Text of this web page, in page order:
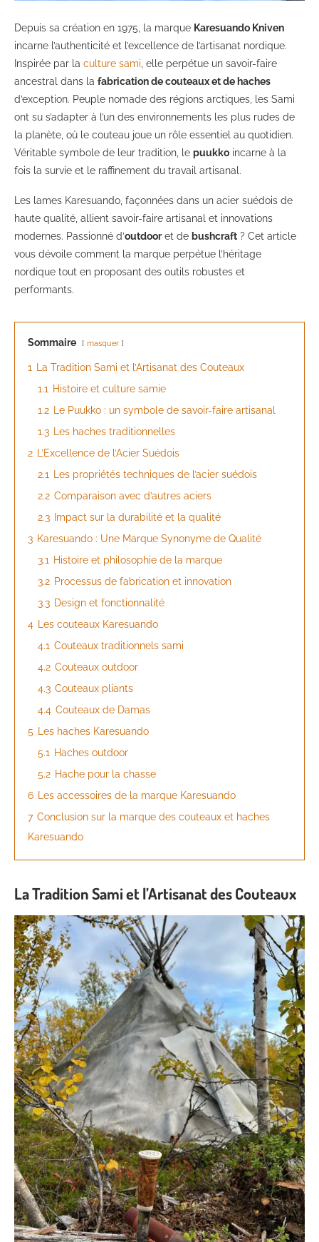
Depuis sa création en 1975, la marque Karesuando Kniven
incarne l’authenticité et l’excellence de l’artisanat nordique.
Inspirée par la culture sami, elle perpétue un savoir-faire
ancestral dans la fabrication de couteaux et de haches
d’exception. Peuple nomade des régions arctiques, les Sami
ont su s’adapter à l’un des environnements les plus rudes de
la planète, où le couteau joue un rôle essentiel au quotidien.
Véritable symbole de leur tradition, le puukko incarne à la
fois la survie et le raffinement du travail artisanal.
Les lames Karesuando, façonnées dans un acier suédois de
haute qualité, allient savoir-faire artisanal et innovations
modernes. Passionné d’outdooret de bushcraft ? Cet article
vous dévoile comment la marque perpétue l’héritage
nordique tout en proposant des outils robustes et
performants.
Sommaire masquer
1 La Tradition Sami et l’Artisanat des Couteaux
1.1 Histoire et culture samie
1.2 Le Puukko : un symbole de savoir-faire artisanal
1.3 Les haches traditionnelles
2 L’Excellence de l’Acier Suédois
2.1 Les propriétés techniques de l’acier suédois
2.2 Comparaison avec d’autres aciers
2.3
Impact sur la durabilité et la qualité
3 Karesuando : Une Marque Synonyme de Qualité
3.1 Histoire et philosophie de la marque
3.2 Processus de fabrication et innovation
3.3 Design et fonctionnalité
4 Les couteaux Karesuando
4.1 Couteaux traditionnels sami
4.2 Couteaux outdoor
4.3 Couteaux pliants
4.4 Couteaux de Damas
5 Les haches Karesuando
5.1 Haches outdoor
5.2 Hache pour la chasse
6 Les accessoires de la marque Karesuando
7 Conclusion sur la marque des couteaux et haches
Karesuando
La Tradition Sami et l’Artisanat des Couteaux